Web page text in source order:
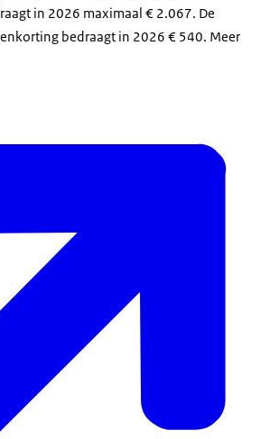
in 2026 maximaal € 2.067. De
bedraagt in 2026 € 540. Meer